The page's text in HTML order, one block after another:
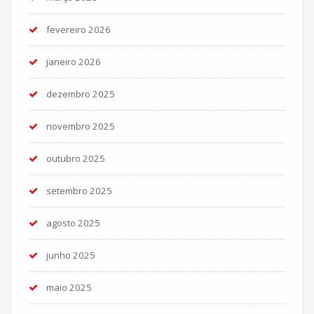
fevereiro 2026
janeiro 2026
dezembro 2025
novembro 2025
outubro 2025
setembro 2025
agosto 2025
junho 2025
maio 2025